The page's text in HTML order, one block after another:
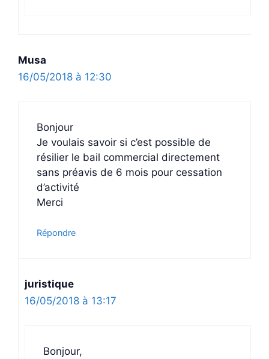
Musa
16/05/2018 à 12:30
Bonjour
Je voulais savoir si c’est possible de
résilier le bail commercial directement
sans préavis de 6 mois pour cessation
d’activité
Merci
Répondre
juristique
16/05/2018 à 13:17
Bonjour,